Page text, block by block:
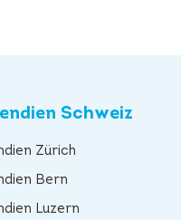
Schweiz
Zürich
Bern
Luzern